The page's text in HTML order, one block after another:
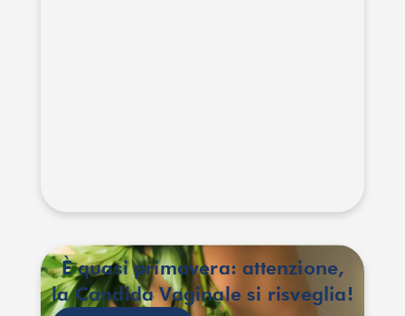
È quasi primavera: attenzione,
la Candida Vaginale si risveglia!